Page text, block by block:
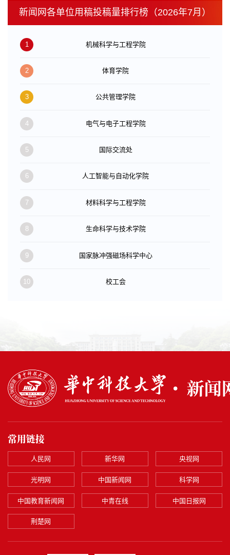
新闻网各单位用稿投稿量排行榜（2026年7月）
1 机械科学与工程学院
2 体育学院
3 公共管理学院
4 电气与电子工程学院
5 国际交流处
6 人工智能与自动化学院
7 材料科学与工程学院
8 生命科学与技术学院
9 国家脉冲强磁场科学中心
10 校工会
常用链接
人民网 新华网 央视网
光明网 中国新闻网 科学网
中国教育新闻网 中青在线 中国日报网
荆楚网